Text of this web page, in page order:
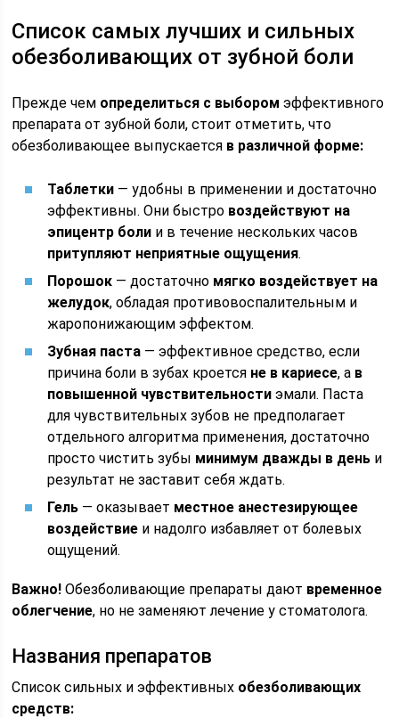
Список самых лучших и сильных
обезболивающих от зубной боли
Прежде чем определиться с выбором эффективного
препарата от зубной боли, стоит отметить, что
обезболивающее выпускается в различной форме:
Таблетки — удобны в применении и достаточно
эффективны. Они быстро воздействуют на
эпицентр боли и в течение нескольких часов
притупляют неприятные ощущения.
Порошок — достаточно мягко воздействует на
желудок, обладая противовоспалительным и
жаропонижающим эффектом.
Зубная паста — эффективное средство, если
причина боли в зубах кроется не в кариесе, а в
повышенной чувствительности эмали. Паста
для чувствительных зубов не предполагает
отдельного алгоритма применения, достаточно
просто чистить зубы минимум дважды в день и
результат не заставит себя ждать.
Гель — оказывает местное анестезирующее
воздействие и надолго избавляет от болевых
ощущений.
Важно! Обезболивающие препараты дают временное
облегчение, но не заменяют лечение у стоматолога.
Названия препаратов
Список сильных и эффективных обезболивающих
средств: